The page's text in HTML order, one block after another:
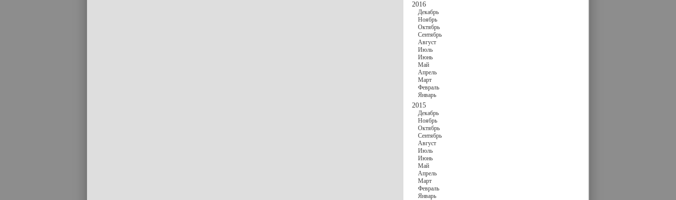
2016
Декабрь
Ноябрь
Октябрь
Сентябрь
Август
Июль
Июнь
Май
Апрель
Март
Февраль
Январь
2015
Декабрь
Ноябрь
Октябрь
Сентябрь
Август
Июль
Июнь
Май
Апрель
Март
Февраль
Январь